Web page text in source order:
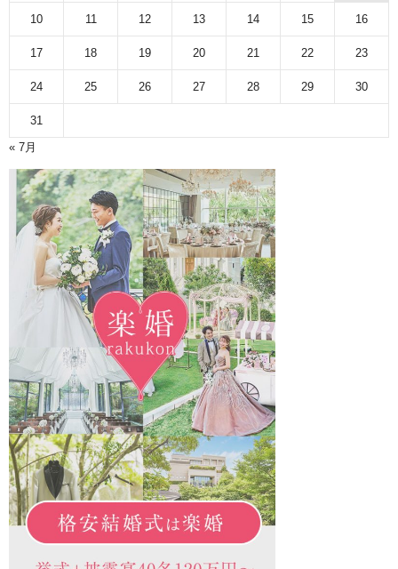
10 11 12 13 14 15 16
17 18 19 20 21 22 23
24 25 26 27 28 29 30
31
« 7月